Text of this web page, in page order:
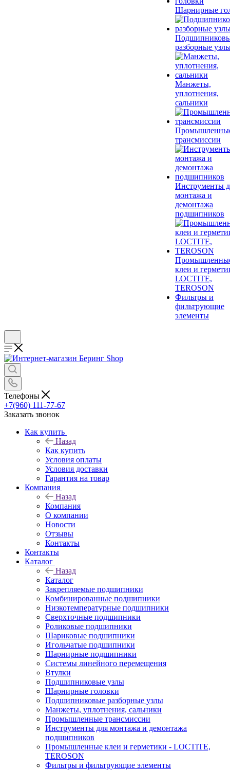
Шарнирные
разборные
Манжеты,
уплотнения,
сальники
трансмиссии
Инструменты
монтажа и
демонтажа
подшипников
клеи и
LOCTITE,
TEROSON
Фильтры и
фильтрующие
элементы
Телефоны
+7(960) 111-77-67
Заказать звонок
Как купить
Назад
Как купить
Условия оплаты
Условия доставки
Гарантия на товар
Компания
Назад
Компания
О компании
Новости
Отзывы
Контакты
Контакты
Каталог
Назад
Каталог
Закрепляемые подшипники
Комбинированные подшипники
Низкотемпературные подшипники
Сверхточные подшипники
Роликовые подшипники
Шариковые подшипники
Игольчатые подшипники
Шарнирные подшипники
Системы линейного перемещения
Втулки
Подшипниковые узлы
Шарнирные головки
Подшипниковые разборные узлы
Манжеты, уплотнения, сальники
Промышленные трансмиссии
Инструменты для монтажа и демонтажа
подшипников
Промышленные клеи и герметики - LOCTITE,
TEROSON
Фильтры и фильтрующие элементы